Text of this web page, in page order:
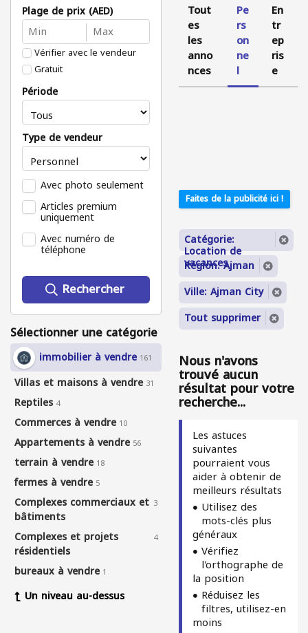
Plage de prix (AED)
Vérifier avec le vendeur
Gratuit
Période
Type de vendeur
Avec photo seulement
Articles premium
uniquement
Avec numéro de
téléphone
Rechercher
Sélectionner une catégorie
immobilier à vendre 161
Villas et maisons à vendre 31
Reptiles 4
Commerces à vendre 10
Appartements à vendre 56
terrain à vendre 18
fermes à vendre 5
Complexes commerciaux et
bâtiments
3
Complexes et projets
résidentiels
4
bureaux à vendre 1
Un niveau au-dessus
Tout
es
les
anno
nces
Pe
rs
on
ne
l
En
tr
ep
ris
e
Faites de la publicité ici !
Catégorie:
Location de
vacances
Région: Ajman
Ville: Ajman City
Tout supprimer
Nous n'avons
trouvé aucun
résultat pour votre
recherche...
Les astuces
suivantes
pourraient vous
aider à obtenir de
meilleurs résultats
Utilisez des
mots-clés plus
généraux
Vérifiez
l'orthographe de
la position
Réduisez les
filtres, utilisez-en
moins